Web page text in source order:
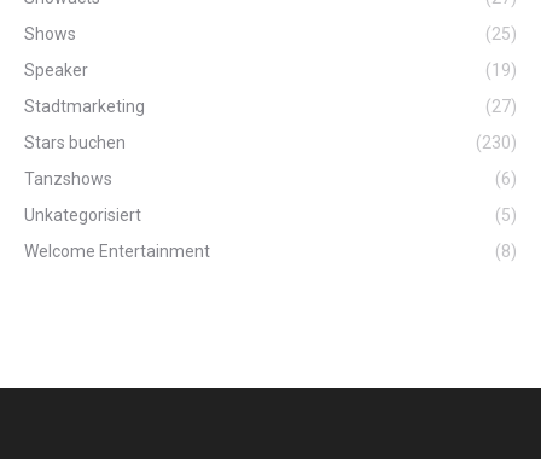
Shows
(25)
Speaker
(19)
Stadtmarketing
(27)
Stars buchen
(230)
Tanzshows
(6)
Unkategorisiert
(5)
Welcome Entertainment
(8)